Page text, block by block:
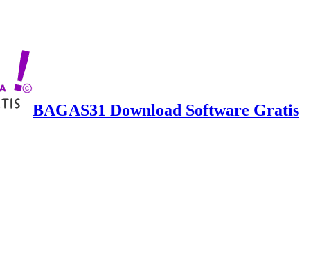
BAGAS31 Download Software Gratis